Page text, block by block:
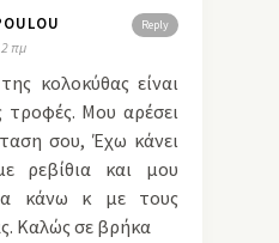
Reply
πμ
κολοκύθας είναι
τροφές. Μου αρέσει
σου, Έχω κάνει
ρεβίθια και μου
κάνω κ με τους
Καλώς σε βρήκα